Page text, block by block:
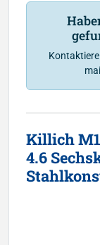
Killich
4.6